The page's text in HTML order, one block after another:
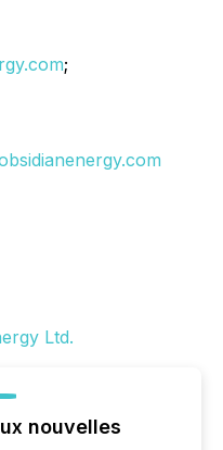
;
nouvelles